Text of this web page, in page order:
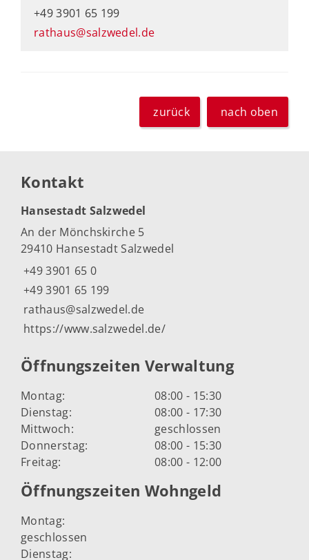
+49 3901 65 199
rathaus@salzwedel.de
zurück nach oben
Kontakt
Hansestadt Salzwedel
An der Mönchskirche 5
29410 Hansestadt Salzwedel
+49 3901 65 0
+49 3901 65 199
rathaus@salzwedel.de
https://www.salzwedel.de/
Öffnungszeiten Verwaltung
Montag:
08:00 - 15:30
Dienstag:
08:00 - 17:30
Mittwoch:
geschlossen
Donnerstag:
08:00 - 15:30
Freitag:
08:00 - 12:00
Öffnungszeiten Wohngeld
Montag:
geschlossen
Dienstag: